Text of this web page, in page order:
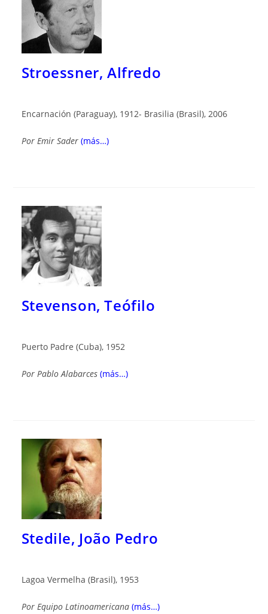
Stroessner, Alfredo
Encarnación (Paraguay), 1912- Brasilia (Brasil), 2006
Por Emir Sader (más…)
Stevenson, Teófilo
Puerto Padre (Cuba), 1952
Por Pablo Alabarces (más…)
Stedile, João Pedro
Lagoa Vermelha (Brasil), 1953
Por Equipo Latinoamericana (más…)